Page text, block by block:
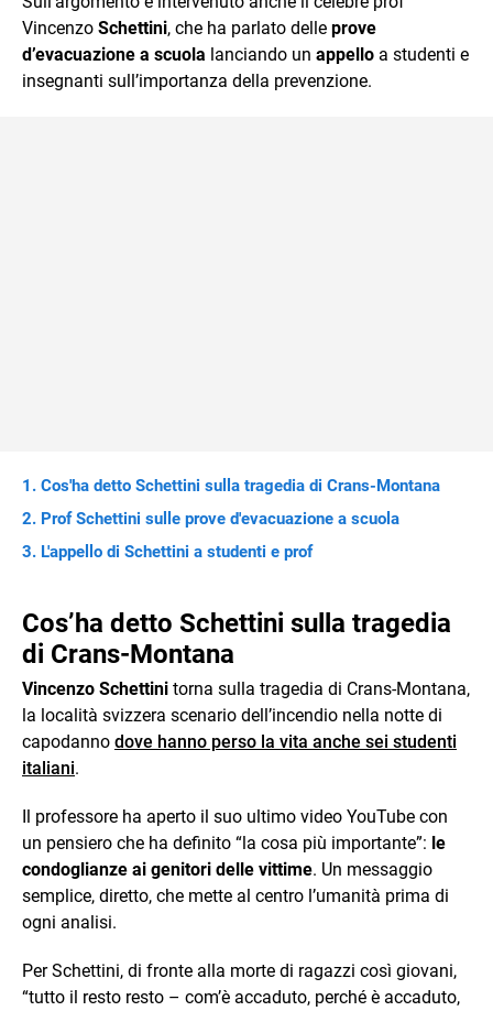
Vincenzo Schettini, che ha parlato delle prove
d’evacuazione a scuola lanciando un appello a studenti e
insegnanti sull’importanza della prevenzione.
Cos'ha detto Schettini sulla tragedia di Crans-Montana
Prof Schettini sulle prove d'evacuazione a scuola
L'appello di Schettini a studenti e prof
Cos’ha detto Schettini sulla tragedia
di Crans-Montana
Vincenzo Schettini torna sulla tragedia di Crans-Montana,
la località svizzera scenario dell’incendio nella notte di
capodanno dove hanno perso la vita anche sei studenti
italiani.
Il professore ha aperto il suo ultimo video YouTube con
un pensiero che ha definito “la cosa più importante”: le
condoglianze ai genitori delle vittime. Un messaggio
semplice, diretto, che mette al centro l’umanità prima di
ogni analisi.
Per Schettini, di fronte alla morte di ragazzi così giovani,
“tutto il resto resto – com’è accaduto, perché è accaduto,